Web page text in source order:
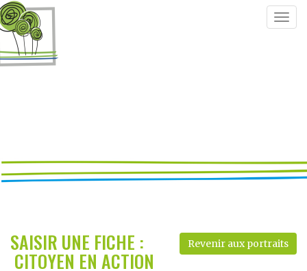
Revenir aux portraits
SAISIR UNE FICHE :
CITOYEN EN ACTION